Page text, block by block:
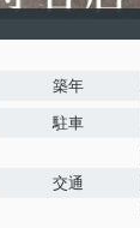
築年
駐車
交通